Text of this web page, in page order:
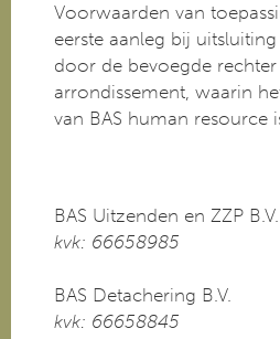
Voorwaarden van
eerste aanleg bij
door de bevoegde
arrondissement, waarin
van BAS human resource
BAS Uitzenden en ZZP
kvk: 66658985
BAS Detachering B.V.
kvk: 66658845